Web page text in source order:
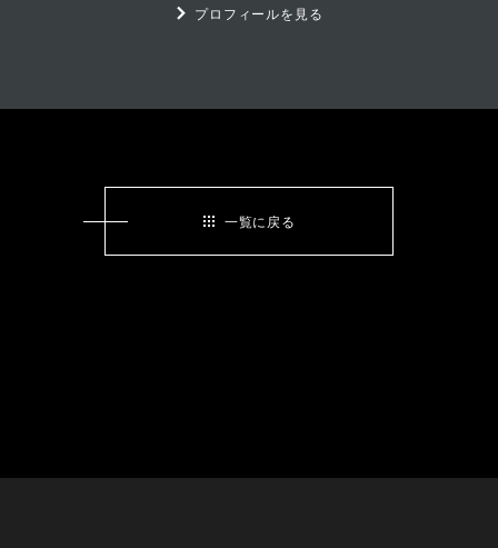
プロフィールを見る
一覧に戻る